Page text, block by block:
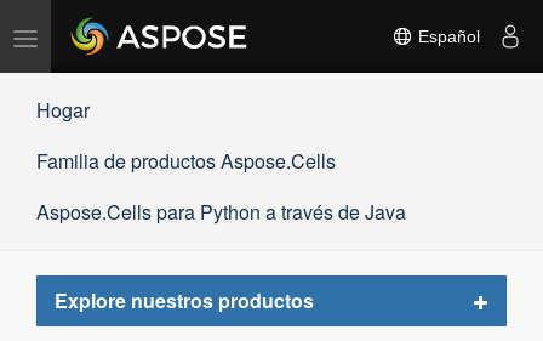
Alternar
navegación
Español
Hogar
Familia de productos Aspose.Cells
Aspose.Cells para Python a través de Java
Explore nuestros productos
Toggle